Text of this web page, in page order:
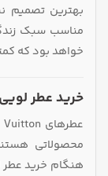
بهترین تصمیم
مناسب سبک
خواهد بود که
خرید عطر
محصولاتی
هنگام خرید عطر